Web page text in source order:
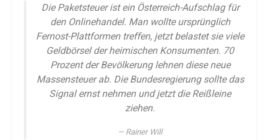
Die Paketsteuer ist ein Österreich-Aufschlag für
den Onlinehandel. Man wollte ursprünglich
Fernost-Plattformen treffen, jetzt belastet sie viele
Geldbörsel der heimischen Konsumenten. 70
Prozent der Bevölkerung lehnen diese neue
Massensteuer ab. Die Bundesregierung sollte das
Signal ernst nehmen und jetzt die Reißleine
ziehen.
Rainer Will